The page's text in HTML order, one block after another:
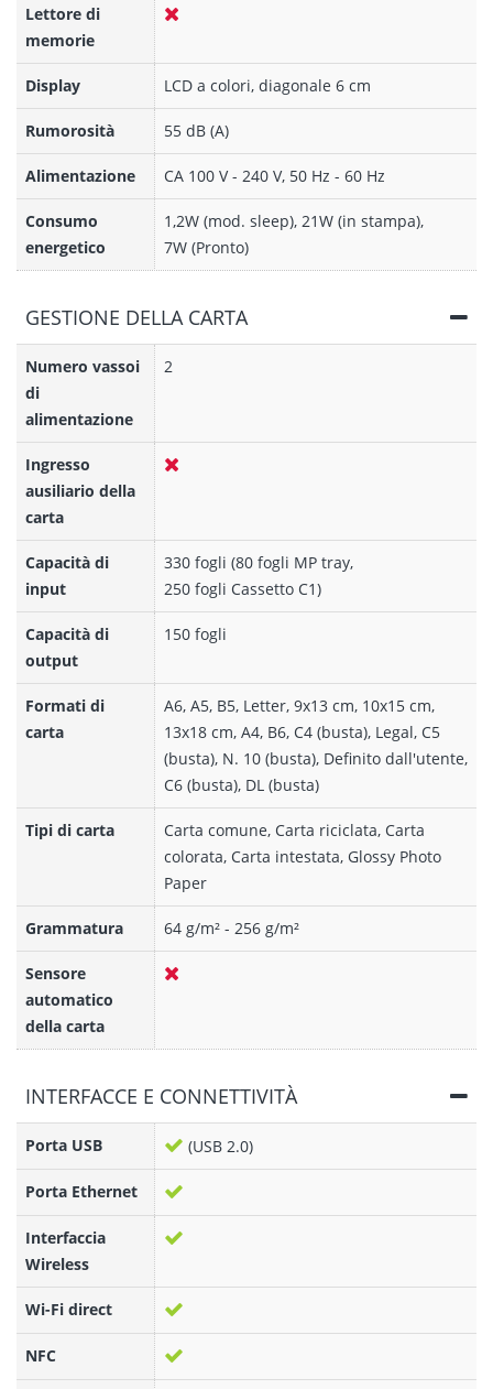
Lettore di
memorie
Display LCD a colori, diagonale 6 cm
Rumorosità 55 dB (A)
Alimentazione CA 100 V - 240 V, 50 Hz - 60 Hz
Consumo
energetico
1,2W (mod. sleep), 21W (in stampa),
7W (Pronto)
GESTIONE DELLA CARTA
Numero vassoi
di
alimentazione
2
Ingresso
ausiliario della
carta
Capacità di
input
330 fogli (80 fogli MP tray,
250 fogli Cassetto C1)
Capacità di
output
150 fogli
Formati di
carta
A6, A5, B5, Letter, 9x13 cm, 10x15 cm,
13x18 cm, A4, B6, C4 (busta), Legal, C5
(busta), N. 10 (busta), Definito dall'utente,
C6 (busta), DL (busta)
Tipi di carta
Carta comune, Carta riciclata, Carta
colorata, Carta intestata, Glossy Photo
Paper
Grammatura 64 g/m² - 256 g/m²
Sensore
automatico
della carta
INTERFACCE E CONNETTIVITÀ
Porta USB (USB 2.0)
Porta Ethernet
Interfaccia
Wireless
Wi-Fi direct
NFC